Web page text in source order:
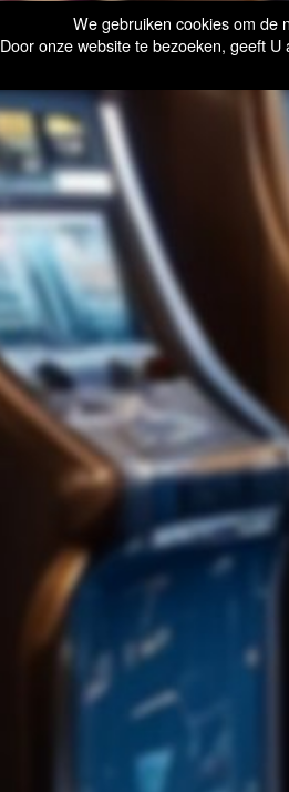
We gebruiken cookies om de
Door onze website te bezoeken, geeft